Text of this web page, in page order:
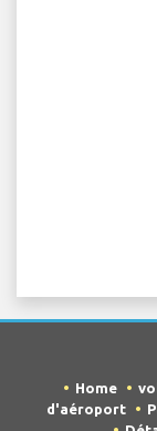
Home
d'aéroport